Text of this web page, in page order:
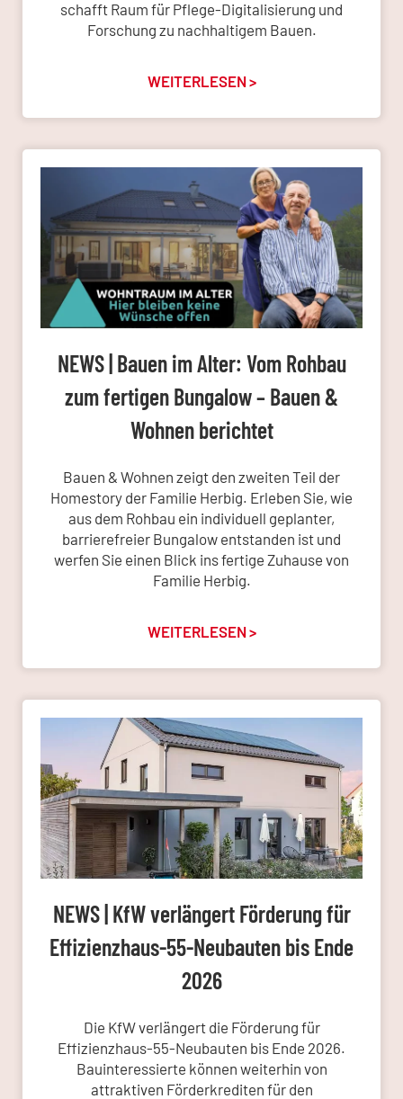
schafft Raum für Pflege-Digitalisierung und
Forschung zu nachhaltigem Bauen.
WEITERLESEN >
NEWS | Bauen im Alter: Vom Rohbau
zum fertigen Bungalow – Bauen &
Wohnen berichtet
Bauen & Wohnen zeigt den zweiten Teil der
Homestory der Familie Herbig. Erleben Sie, wie
aus dem Rohbau ein individuell geplanter,
barrierefreier Bungalow entstanden ist und
werfen Sie einen Blick ins fertige Zuhause von
Familie Herbig.
WEITERLESEN >
NEWS | KfW verlängert Förderung für
Effizienzhaus-55-Neubauten bis Ende
2026
Die KfW verlängert die Förderung für
Effizienzhaus-55-Neubauten bis Ende 2026.
Bauinteressierte können weiterhin von
attraktiven Förderkrediten für den